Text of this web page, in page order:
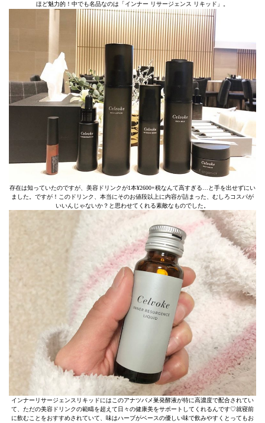
ほど魅力的！中でも名品なのは「インナー リサージェンス リキッド」。
存在は知っていたのですが、美容ドリンクが1本¥2600+税なんて高すぎる…と手を出せずにい
ました。ですが！このドリンク、本当にそのお値段以上に内容が詰まった、むしろコスパが
いいんじゃないか？と思わせてくれる素敵なものでした。
インナーリサージェンスリキッドにはこのアナツバメ巣発酵液が特に高濃度で配合されてい
て、ただの美容ドリンクの範疇を超えて日々の健康美をサポートしてくれるんです♡就寝前
に飲むことをおすすめされていて、味はハーブがベースの優しい味で飲みやすくとってもお